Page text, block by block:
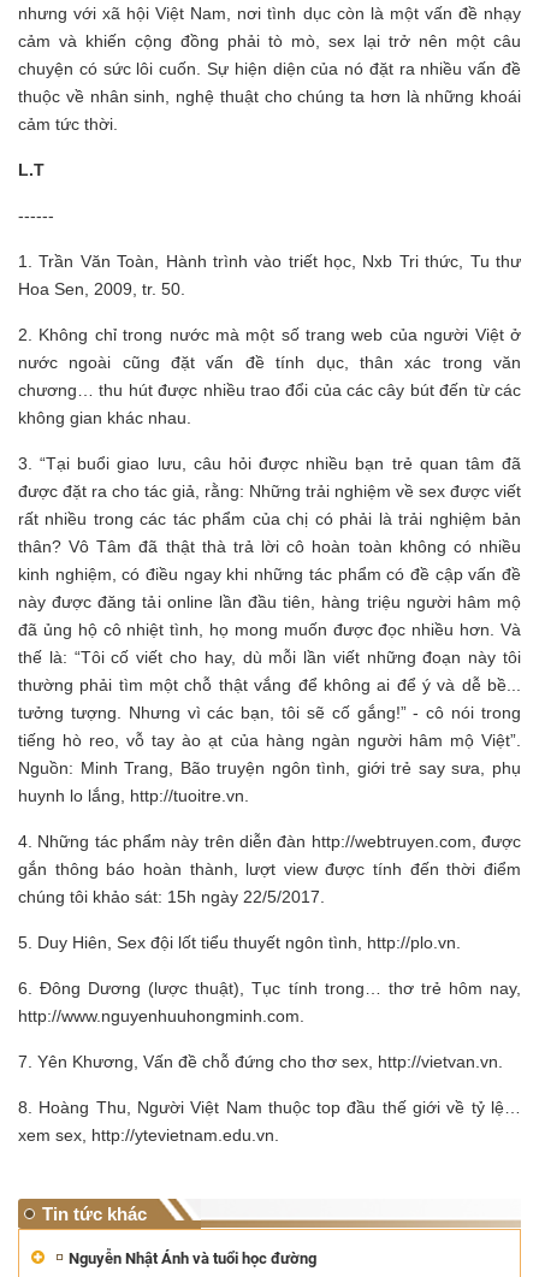
nhưng với xã hội Việt Nam, nơi tình dục còn là một vấn đề nhạy
cảm và khiến cộng đồng phải tò mò, sex lại trở nên một câu
chuyện có sức lôi cuốn. Sự hiện diện của nó đặt ra nhiều vấn đề
thuộc về nhân sinh, nghệ thuật cho chúng ta hơn là những khoái
cảm tức thời.
L.T
------
1. Trần Văn Toàn, Hành trình vào triết học, Nxb Tri thức, Tu thư
Hoa Sen, 2009, tr. 50.
2. Không chỉ trong nước mà một số trang web của người Việt ở
nước ngoài cũng đặt vấn đề tính dục, thân xác trong văn
chương… thu hút được nhiều trao đổi của các cây bút đến từ các
không gian khác nhau.
3. “Tại buổi giao lưu, câu hỏi được nhiều bạn trẻ quan tâm đã
được đặt ra cho tác giả, rằng: Những trải nghiệm về sex được viết
rất nhiều trong các tác phẩm của chị có phải là trải nghiệm bản
thân? Vô Tâm đã thật thà trả lời cô hoàn toàn không có nhiều
kinh nghiệm, có điều ngay khi những tác phẩm có đề cập vấn đề
này được đăng tải online lần đầu tiên, hàng triệu người hâm mộ
đã ủng hộ cô nhiệt tình, họ mong muốn được đọc nhiều hơn. Và
thế là: “Tôi cố viết cho hay, dù mỗi lần viết những đoạn này tôi
thường phải tìm một chỗ thật vắng để không ai để ý và dễ bề...
tưởng tượng. Nhưng vì các bạn, tôi sẽ cố gắng!” - cô nói trong
tiếng hò reo, vỗ tay ào ạt của hàng ngàn người hâm mộ Việt”.
Nguồn: Minh Trang, Bão truyện ngôn tình, giới trẻ say sưa, phụ
huynh lo lắng, http://tuoitre.vn.
4. Những tác phẩm này trên diễn đàn http://webtruyen.com, được
gắn thông báo hoàn thành, lượt view được tính đến thời điểm
chúng tôi khảo sát: 15h ngày 22/5/2017.
5. Duy Hiên, Sex đội lốt tiểu thuyết ngôn tình, http://plo.vn.
6. Đông Dương (lược thuật), Tục tính trong… thơ trẻ hôm nay,
http://www.nguyenhuuhongminh.com.
7. Yên Khương, Vấn đề chỗ đứng cho thơ sex, http://vietvan.vn.
8. Hoàng Thu, Người Việt Nam thuộc top đầu thế giới về tỷ lệ…
xem sex, http://ytevietnam.edu.vn.
Tin tức khác
Nguyễn Nhật Ánh và tuổi học đường